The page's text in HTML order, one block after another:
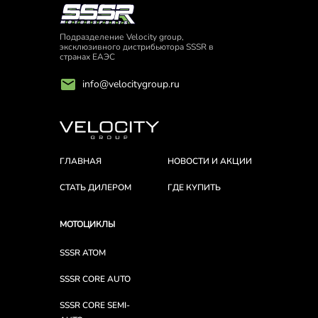
Подразделение Velocity group,
эксклюзивного дистрибьютора SSSR в
странах ЕАЭС
ГЛАВНАЯ НОВОСТИ И АКЦИИ
СТАТЬ ДИЛЕРОМ ГДЕ КУПИТЬ
МОТОЦИКЛЫ
SSSR ATOM
SSSR CORE AUTO
SSSR CORE SEMI-
info@velocitygroup.ru